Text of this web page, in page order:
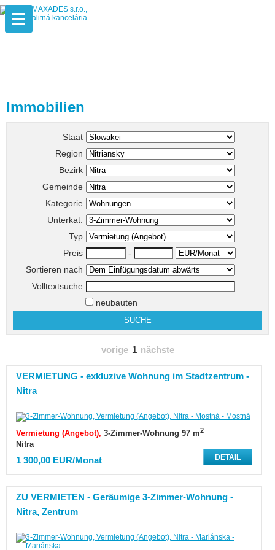
Immobilien
Staat
Region
Bezirk
Gemeinde
Kategorie
Unterkat.
Typ
Preis
-
Sortieren nach
Volltextsuche
neubauten
vorige 1 nächste
VERMIETUNG - exkluzive Wohnung im Stadtzentrum -
Nitra
Vermietung (Angebot) 3-Zimmer-Wohnung 97 m2
Nitra
DETAIL
1 300,00 EUR/Monat
ZU VERMIETEN - Geräumige 3-Zimmer-Wohnung -
Nitra, Zentrum